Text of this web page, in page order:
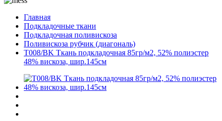
Главная
Подкладочные ткани
Подкладочная поливискоза
Поливискоза рубчик (диагональ)
T008/BK Ткань подкладочная 85гр/м2, 52% полиэстер
48% вискоза, шир.145см